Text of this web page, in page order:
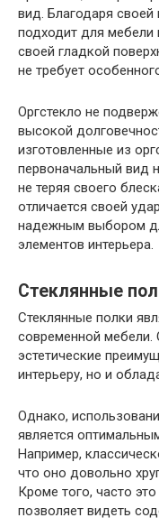
вид. Благодаря своей
подходит для мебели
своей гладкой
не требует
Оргстекло не
высокой
изготовленные из
первоначальный вид
не теряя своего
отличается своей
надежным выбором
элементов интерьера.
Стеклянные
Стеклянные полки
современной
эстетические
интерьеру, но и
Однако,
является
Например,
что оно довольно
Кроме того, часто
позволяет видеть